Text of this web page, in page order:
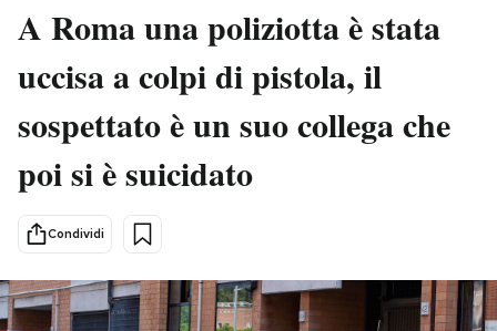
Italia
Politica
Tecnologia
Internet
Scienza
Cultura
Economia
Sport
Moda
Consumismi
Storie/Idee
Ok Boomer!
Mondiali calcio 2026
A Roma una poliziotta è stata
uccisa a colpi di pistola, il
sospettato è un suo collega che
poi si è suicidato
Condividi